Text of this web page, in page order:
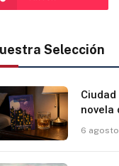
Selección
novela
6